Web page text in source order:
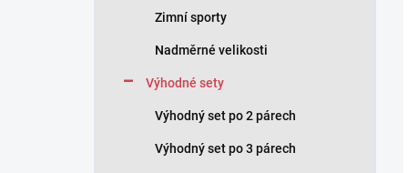
Zimní sporty
Nadměrné velikosti
Výhodné sety
Výhodný set po 2 párech
Výhodný set po 3 párech